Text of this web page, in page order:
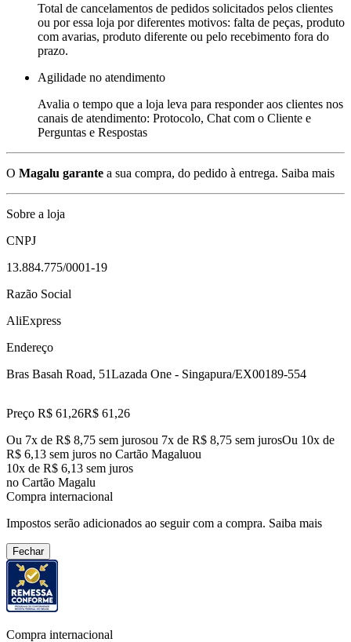
Total de cancelamentos de pedidos solicitados pelos clientes
ou por essa loja por diferentes motivos: falta de peças, produto
com avarias, produto diferente ou pelo recebimento fora do
prazo.
Agilidade no atendimento
Avalia o tempo que a loja leva para responder aos clientes nos
canais de atendimento: Protocolo, Chat com o Cliente e
Perguntas e Respostas
O Magalu garante a sua compra, do pedido à entrega. Saiba mais
Sobre a loja
CNPJ
13.884.775/0001-19
Razão Social
AliExpress
Endereço
Bras Basah Road, 51Lazada One - Singapura/EX00189-554
Preço R$ 61,26R$ 61 ,26
Ou 7x de R$ 8,75 sem jurosou 7x de R$ 8,75 sem jurosOu 10x de
R$ 6,13 sem juros no Cartão Magaluou
10x de R$ 6,13 sem juros
no Cartão Magalu
Compra internacional
Impostos serão adicionados ao seguir com a compra. Saiba mais
Fechar
Compra internacional